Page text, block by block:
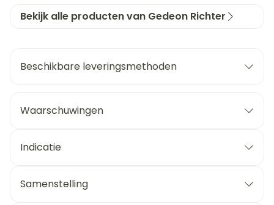
Bekijk alle producten van Gedeon Richter
Beschikbare leveringsmethoden
Waarschuwingen
Indicatie
Samenstelling